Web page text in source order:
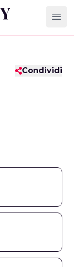
Condividi